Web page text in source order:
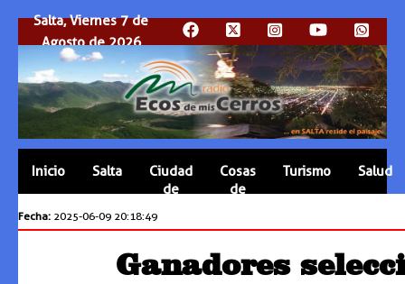
Salta, Viernes 7 de
Agosto de 2026
Inicio Salta
Ciudad
de
Cosas
de
Turismo Salud
Fecha: 2025-06-09 20:18:49
Ganadores